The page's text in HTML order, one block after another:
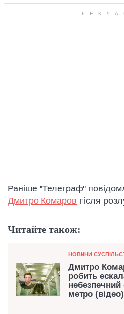
Раніше "Телеграф"
Дмитро Комаров після
Читайте також:
Категорія
НОВИНИ
Дмитро
робить
небезпечний
метро (відео)